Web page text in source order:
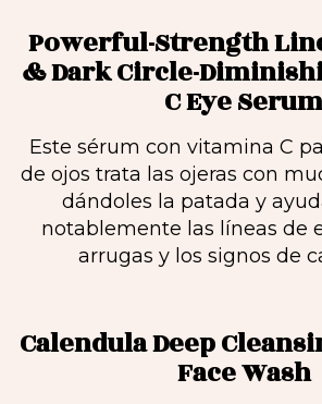
Powerful-Strength
& Dark Circle-
C Eye Serum
Este sérum con vitamina C
de ojos trata las ojeras con
dándoles la patada y
notablemente las líneas de
arrugas y los signos de
Calendula Deep
Face Wash